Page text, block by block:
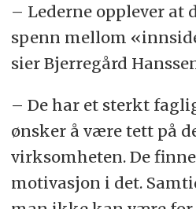
– Lederne opplever at
spenn mellom
sier Bjerregård
– De har et sterkt
ønsker å være tett på
virksomheten. De
motivasjon i det.